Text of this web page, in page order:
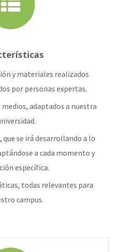
y materiales realizados
por personas expertas.
adaptados a nuestra
se irá desarrollando a lo
a cada momento y
específica.
todas relevantes para
campus.